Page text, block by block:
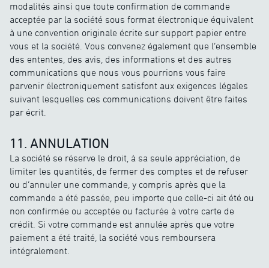
modalités ainsi que toute confirmation de commande
acceptée par la société sous format électronique équivalent
à une convention originale écrite sur support papier entre
vous et la société. Vous convenez également que l’ensemble
des ententes, des avis, des informations et des autres
communications que nous vous pourrions vous faire
parvenir électroniquement satisfont aux exigences légales
suivant lesquelles ces communications doivent être faites
par écrit.
11. ANNULATION
La société se réserve le droit, à sa seule appréciation, de
limiter les quantités, de fermer des comptes et de refuser
ou d’annuler une commande, y compris après que la
commande a été passée, peu importe que celle-ci ait été ou
non confirmée ou acceptée ou facturée à votre carte de
crédit. Si votre commande est annulée après que votre
paiement a été traité, la société vous remboursera
intégralement.